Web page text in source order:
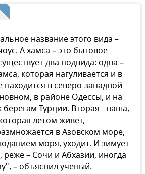
название этого вида –
А хамса – это бытовое
два подвида: одна –
которая нагуливается и в
в северо-западной
в районе Одессы, и на
берегам Турции. Вторая - наша,
летом живет,
в Азовском море,
моря, уходит. И зимует
реже – Сочи и Абхазии, иногда
– объяснил ученый.